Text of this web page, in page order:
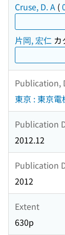
Cruse, D. A (
片岡, 宏仁 カ
Publication,
東京 : 東京
Publication
2012.12
Publication
2012
Extent
630p